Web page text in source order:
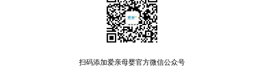
扫码添加爱亲母婴官方微信公众号